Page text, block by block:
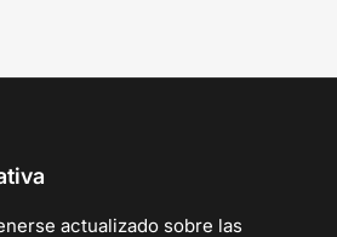
actualizado sobre las